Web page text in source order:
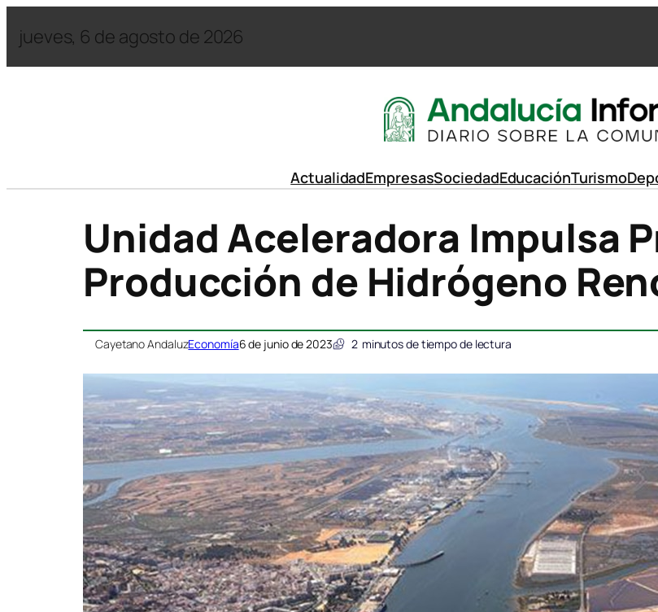
jueves, 6 de agosto de 2026
ActualidadEmpresasSociedadEducaciónTurismo
Unidad Aceleradora Impulsa
Producción de Hidrógeno
Cayetano AndaluzEconomía6 de junio de 2023 2 minutos de tiempo de lectura